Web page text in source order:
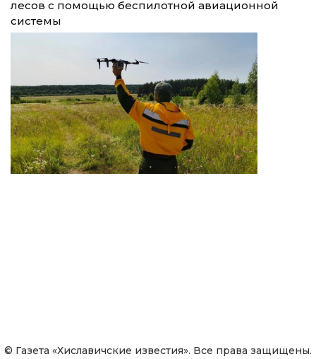
лесов с помощью беспилотной авиационной
системы
© Газета «Хиславичские известия». Все права защищены.